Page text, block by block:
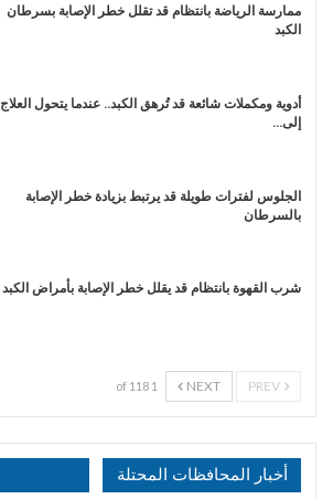
ممارسة الرياضة بانتظام قد تقلل خطر الإصابة بسرطان
الكبد
أدوية ومكملات شائعة قد تُرهق الكبد.. عندما يتحول العلاج
إلى…
الجلوس لفترات طويلة قد يرتبط بزيادة خطر الإصابة
بالسرطان
شرب القهوة بانتظام قد يقلل خطر الإصابة بأمراض الكبد
NEXT
1 of 118
أخبار المحافظات المحتلة